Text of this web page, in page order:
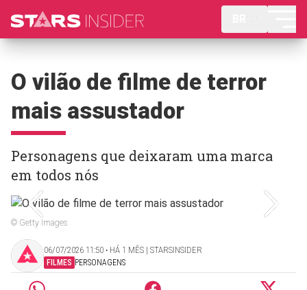
O vilão de filme de terror
mais assustador
Personagens que deixaram uma marca
em todos nós
© Getty Images
06/07/2026 11:50 ‧ HÁ 1 MÊS | STARSINSIDER
FILMES PERSONAGENS